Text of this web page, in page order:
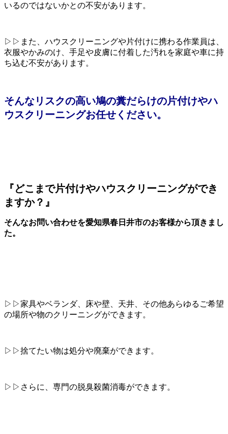
いるのではないかとの不安があります。
▷▷また、ハウスクリーニングや片付けに携わる作業員は、
衣服やかみのけ、手足や皮膚に付着した汚れを家庭や車に持
ち込む不安があります。
そんなリスクの高い鳩の糞だらけの片付けやハ
ウスクリーニングお任せください。
『どこまで片付けやハウスクリーニングができ
ますか？』
そんなお問い合わせを愛知県春日井市のお客様から頂きまし
た。
▷▷家具やベランダ、床や壁、天井、その他あらゆるご希望
の場所や物のクリーニングができます。
▷▷捨てたい物は処分や廃棄ができます。
▷▷さらに、専門の脱臭殺菌消毒ができます。